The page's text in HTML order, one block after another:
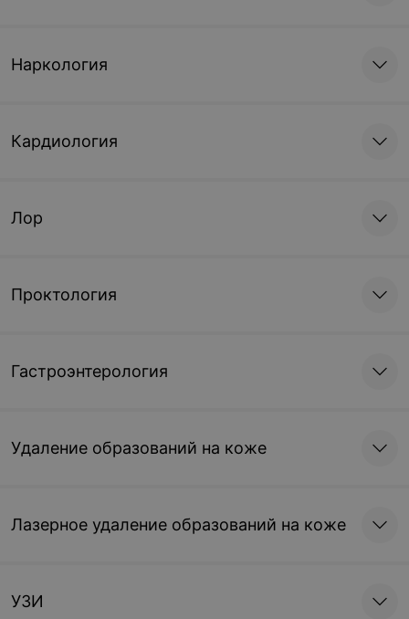
Наркология
Кардиология
Лор
Проктология
Гастроэнтерология
Удаление образований на коже
Лазерное удаление образований на коже
УЗИ